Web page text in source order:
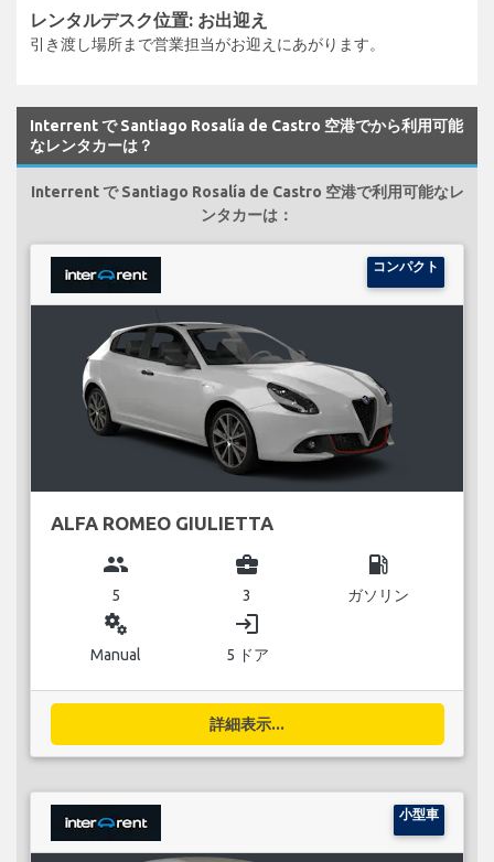
レンタルデスク位置: お出迎え
引き渡し場所まで営業担当がお迎えにあがります。
Interrent で Santiago Rosalía de Castro 空港でから利用可能
なレンタカーは？
Interrent で Santiago Rosalía de Castro 空港で利用可能なレ
ンタカーは：
コンパクト
ALFA ROMEO GIULIETTA
group
5
business_center
3
local_gas_station
ガソリン
miscellaneous_services
Manual
login
5 ドア
詳細表示...
小型車